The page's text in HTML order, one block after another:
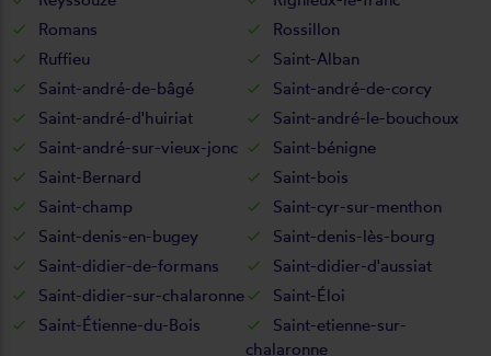
Romans
Rossillon
Ruffieu
Saint-Alban
Saint-andré-de-bâgé
Saint-andré-de-corcy
Saint-andré-d'huiriat
Saint-andré-le-bouchoux
Saint-andré-sur-vieux-jonc
Saint-bénigne
Saint-Bernard
Saint-bois
Saint-champ
Saint-cyr-sur-menthon
Saint-denis-en-bugey
Saint-denis-lès-bourg
Saint-didier-de-formans
Saint-didier-d'aussiat
Saint-didier-sur-chalaronne
Saint-Éloi
Saint-Étienne-du-Bois
Saint-etienne-sur-
chalaronne